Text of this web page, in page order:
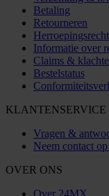
Betaling
Retourneren
Herroepingsrecht
Informatie over
Claims &
Bestelstatus
KLANTENSERVICE
Vragen &
Neem contact
OVER ONS
Over 24MX